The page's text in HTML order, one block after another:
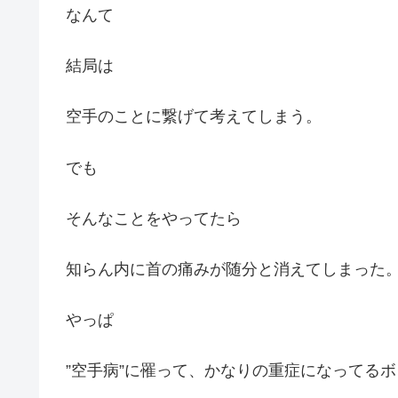
なんて
結局は
空手のことに繋げて考えてしまう。
でも
そんなことをやってたら
知らん内に首の痛みが随分と消えてしまった
やっぱ
”空手病”に罹って、かなりの重症になってる